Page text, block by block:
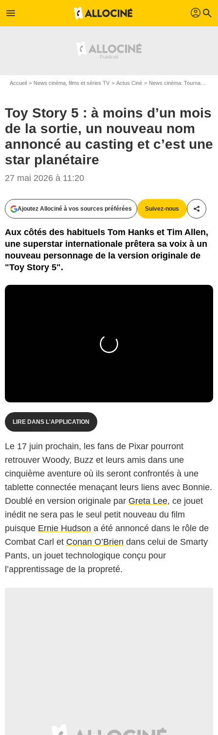
menu profil search
Accueil News cinéma, films et séries TV Actus Ciné News cinéma: Tournages
Toy Story 5 : à moins d’un mois
de la sortie, un nouveau nom
annoncé au casting et c’est une
star planétaire
27 mai 2026 à 11:20
Ajoutez Allociné à vos sources préférées Suivez-nous
Aux côtés des habituels Tom Hanks et Tim Allen,
une superstar internationale prêtera sa voix à un
nouveau personnage de la version originale de
"Toy Story 5".
LIRE DANS L'APPLICATION
Le 17 juin prochain, les fans de Pixar pourront
retrouver Woody, Buzz et leurs amis dans une
cinquième aventure où ils seront confrontés à une
tablette connectée menaçant leurs liens avec Bonnie.
Doublé en version originale par Greta Lee, ce jouet
inédit ne sera pas le seul petit nouveau du film
puisque Ernie Hudson a été annoncé dans le rôle de
Combat Carl et Conan O’Brien dans celui de Smarty
Pants, un jouet technologique conçu pour
l’apprentissage de la propreté.